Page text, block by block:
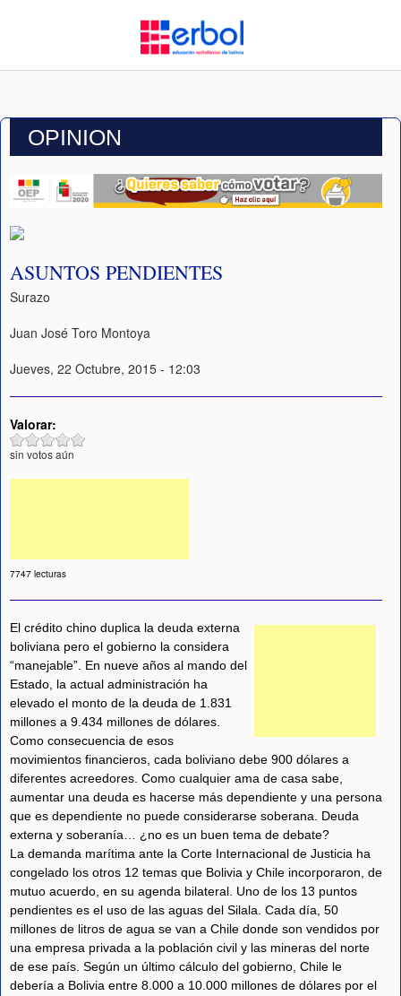
OPINION
ASUNTOS PENDIENTES
Surazo
Juan José Toro Montoya
Jueves, 22 Octubre, 2015 - 12:03
Valorar:
sin votos aún
7747 lecturas
El crédito chino duplica la deuda externa
boliviana pero el gobierno la considera
“manejable”. En nueve años al mando del
Estado, la actual administración ha
elevado el monto de la deuda de 1.831
millones a 9.434 millones de dólares.
Como consecuencia de esos
movimientos financieros, cada boliviano debe 900 dólares a
diferentes acreedores. Como cualquier ama de casa sabe,
aumentar una deuda es hacerse más dependiente y una persona
que es dependiente no puede considerarse soberana. Deuda
externa y soberanía… ¿no es un buen tema de debate?
La demanda marítima ante la Corte Internacional de Justicia ha
congelado los otros 12 temas que Bolivia y Chile incorporaron, de
mutuo acuerdo, en su agenda bilateral. Uno de los 13 puntos
pendientes es el uso de las aguas del Silala. Cada día, 50
millones de litros de agua se van a Chile donde son vendidos por
una empresa privada a la población civil y las mineras del norte
de ese país. Según un último cálculo del gobierno, Chile le
debería a Bolivia entre 8.000 a 10.000 millones de dólares por el